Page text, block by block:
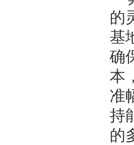
的
基
确
本
准
持
的